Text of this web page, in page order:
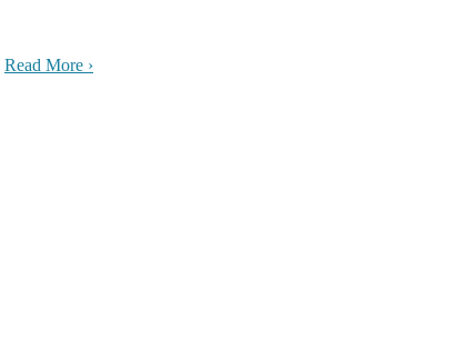
Read More ›